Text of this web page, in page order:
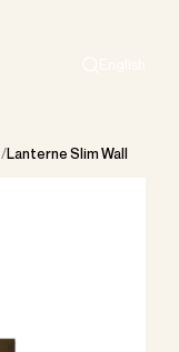
/Lanterne Slim Wall